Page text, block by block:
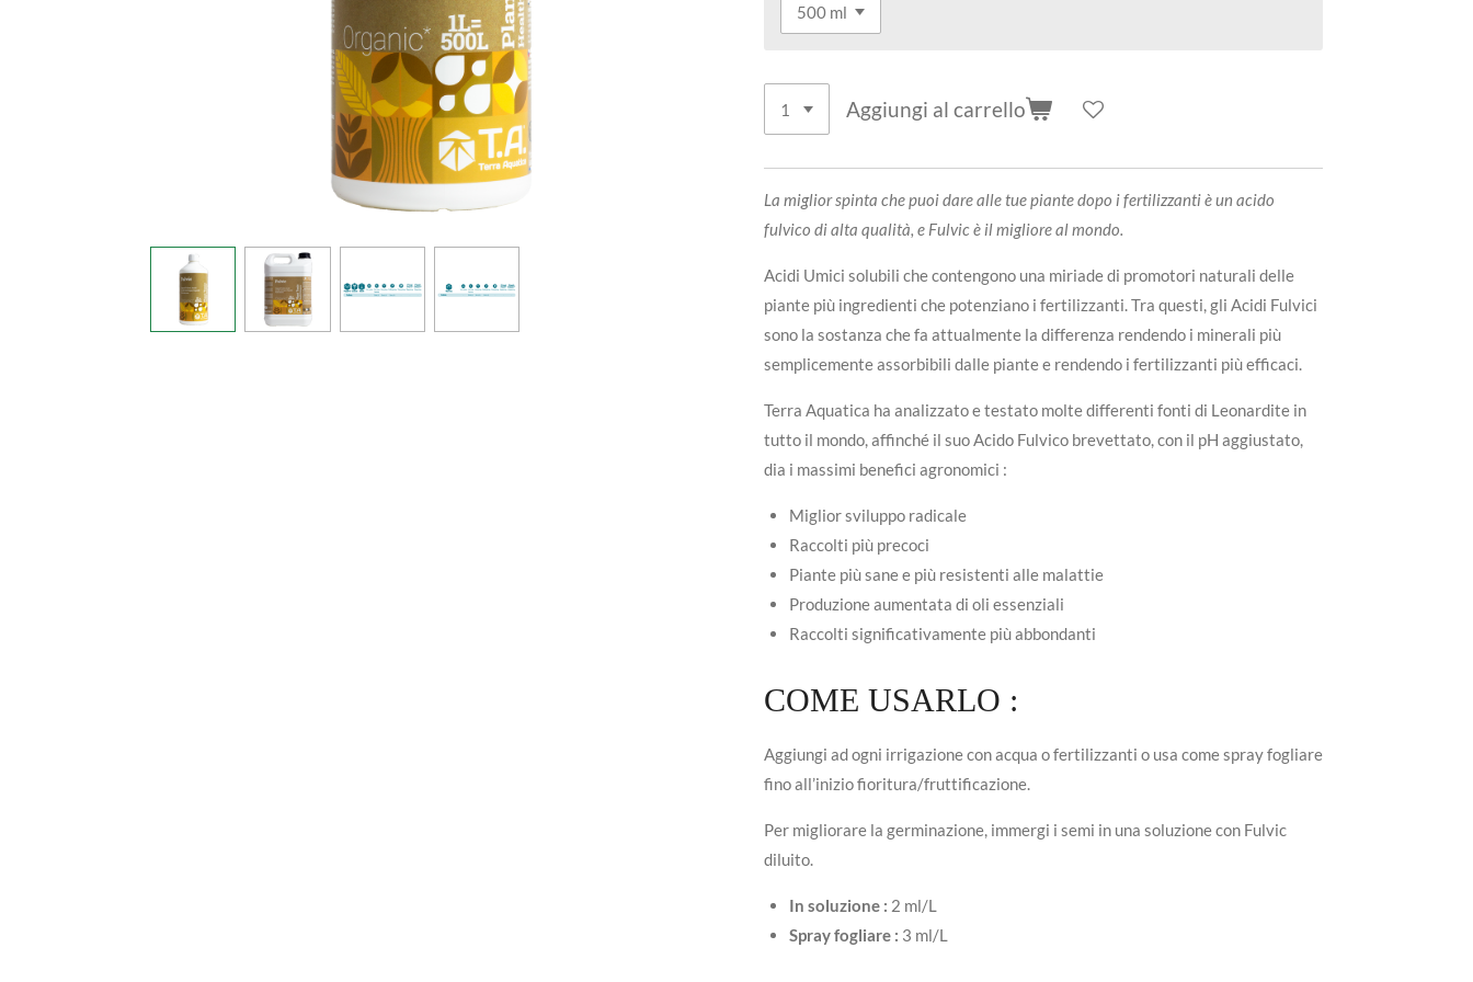
Aggiungi al carrello
La miglior spinta che puoi dare alle tue piante dopo i fertilizzanti è un acido
fulvico di alta qualità, e Fulvic è il migliore al mondo.
Acidi Umici solubili che contengono una miriade di promotori naturali delle
piante più ingredienti che potenziano i fertilizzanti. Tra questi, gli Acidi Fulvici
sono la sostanza che fa attualmente la differenza rendendo i minerali più
semplicemente assorbibili dalle piante e rendendo i fertilizzanti più efficaci.
Terra Aquatica ha analizzato e testato molte differenti fonti di Leonardite in
tutto il mondo, affinché il suo Acido Fulvico brevettato, con il pH aggiustato,
dia i massimi benefici agronomici :
Miglior sviluppo radicale
Raccolti più precoci
Piante più sane e più resistenti alle malattie
Produzione aumentata di oli essenziali
Raccolti significativamente più abbondanti
COME USARLO :
Aggiungi ad ogni irrigazione con acqua o fertilizzanti o usa come spray fogliare
fino all’inizio fioritura/fruttificazione.
Per migliorare la germinazione, immergi i semi in una soluzione con Fulvic
diluito.
In soluzione : 2 ml/L
Spray fogliare : 3 ml/L